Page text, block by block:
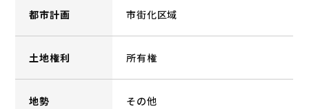
都市計画 市街化区域
土地権利 所有権
地勢 その他